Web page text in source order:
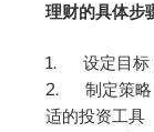
理财的具体步
1. 设定目标
2. 制定策略
适的投资工具